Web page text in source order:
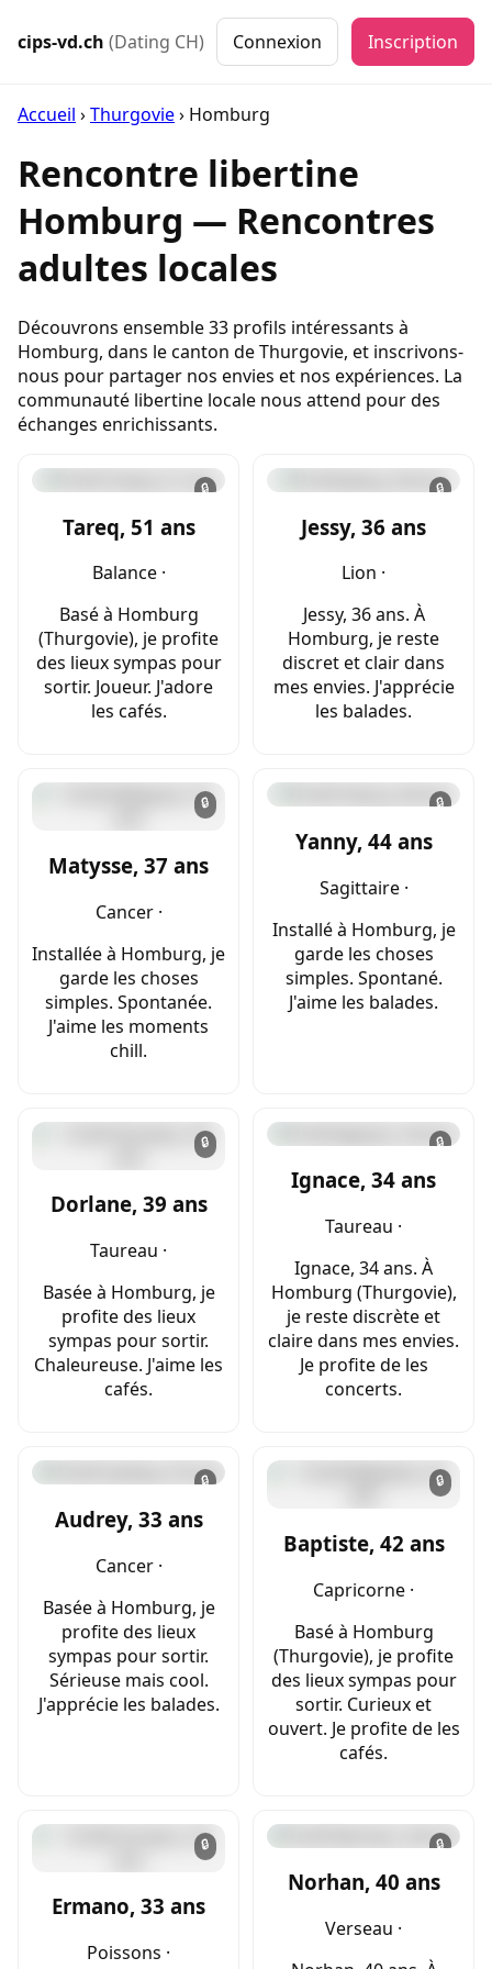
cips-vd.ch (Dating CH) Connexion Inscription
Accueil ›Thurgovie› Homburg
Rencontre libertine
Homburg — Rencontres
adultes locales
Découvrons ensemble 33 profils intéressants à
Homburg, dans le canton de Thurgovie, et inscrivons-
nous pour partager nos envies et nos expériences. La
communauté libertine locale nous attend pour des
échanges enrichissants.
🔒
Tareq, 51 ans
Balance ·
Basé à Homburg
(Thurgovie), je profite
des lieux sympas pour
sortir. Joueur. J'adore
les cafés.
🔒
Jessy, 36 ans
Lion ·
Jessy, 36 ans. À
Homburg, je reste
discret et clair dans
mes envies. J'apprécie
les balades.
🔒
Matysse, 37 ans
Cancer ·
Installée à Homburg, je
garde les choses
simples. Spontanée.
J'aime les moments
chill.
🔒
Yanny, 44 ans
Sagittaire ·
Installé à Homburg, je
garde les choses
simples. Spontané.
J'aime les balades.
🔒
Dorlane, 39 ans
Taureau ·
Basée à Homburg, je
profite des lieux
sympas pour sortir.
Chaleureuse. J'aime les
cafés.
🔒
Ignace, 34 ans
Taureau ·
Ignace, 34 ans. À
Homburg (Thurgovie),
je reste discrète et
claire dans mes envies.
Je profite de les
concerts.
🔒
Audrey, 33 ans
Cancer ·
Basée à Homburg, je
profite des lieux
sympas pour sortir.
Sérieuse mais cool.
J'apprécie les balades.
🔒
Baptiste, 42 ans
Capricorne ·
Basé à Homburg
(Thurgovie), je profite
des lieux sympas pour
sortir. Curieux et
ouvert. Je profite de les
cafés.
🔒
Ermano, 33 ans
Poissons ·
🔒
Norhan, 40 ans
Verseau ·